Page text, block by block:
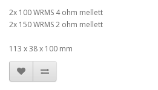
2x 100 WRMS 4 ohm mellett
2x 150 WRMS 2 ohm mellett
113 x 38 x 100 mm